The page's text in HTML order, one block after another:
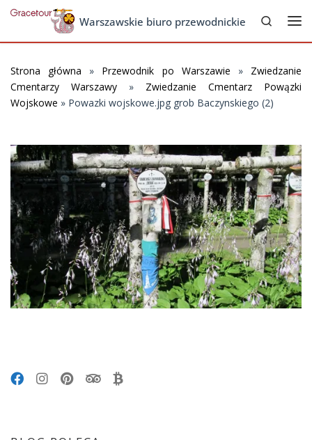
Skip to contentWarszawskie biuro przewodnickie
Search
Strona główna » Przewodnik po Warszawie » Zwiedzanie
Cmentarzy Warszawy » Zwiedzanie Cmentarz Powązki
Wojskowe » Powazki wojskowe.jpg grob Baczynskiego (2)